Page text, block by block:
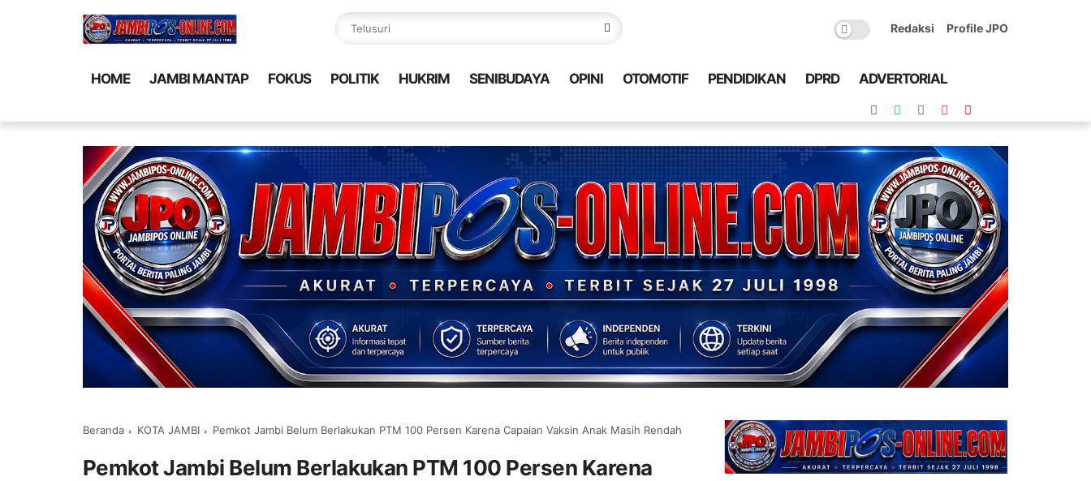
Redaksi Profile JPO
HOME JAMBI MANTAP FOKUS POLITIK HUKRIM SENIBUDAYA OPINI OTOMOTIF PENDIDIKAN DPRD ADVERTORIAL
Beranda KOTA JAMBI Pemkot Jambi Belum Berlakukan PTM 100 Persen Karena Capaian Vaksin Anak Masih Rendah
Pemkot Jambi Belum Berlakukan PTM 100 Persen Karena